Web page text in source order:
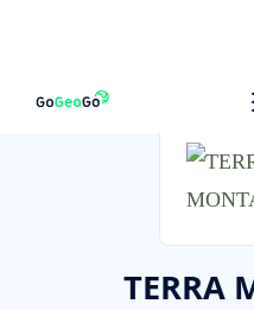
Zu anderen Unternehmen
TERRA